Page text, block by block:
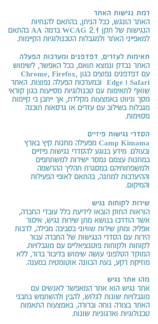
רמת נגישות האתר
האתר הונגש, ככל הניתן, בהתאם להנחיות
הנגישות של תקן WCAG 2.1 ברמה AA בהתאם
למאפייני האתר ולמגבלות הטכנולוגיות הקיימות.
תאימות לעזרים, דפדפנים ומערכות הפעלה
האתר נבדק ונמצא תואם, ככל האפשר, לשימוש
עם דפדפנים נפוצים כגון Chrome, Firefox,
Safari ו Edge ובמערכות הפעלה נפוצות. האתר
שואף לתאימות עם טכנולוגיות מסייעות כגון קוראי
מסך וניווט באמצעות מקלדת, אך ייתכן כי קיימות
מגבלות בשילוב עם עזרים או גרסאות תוכנה
מסוימות.
הסדרי נגישות פיזיים
Camp Kimama מפעילה מחנות קיץ בארץ
ובעולם. מידע בנוגע להסדרי נגישות פיזיים
במחנות עצמם נמסר ישירות למשתתפים
ולמשפחותיהם במסגרת תהליך ההרשמה
וההיערכות למחנה, בהתאם לאופי הפעילות
והמיקום.
שירות לקוחות נגיש
הוראות החוק הובאו לידיעת כלל עובדי החברה,
אשר הודרכו בנושא מתן שירות נגיש, איסור
אפליה ומתן שירות שוויוני בסביבה מכילה, לרבות
הירות עם הסדרי הנגישות של החברה עבור
לקוחות ולקוחות פוטנציאליים עם מוגבלויות.
המוקד הטלפוני עושה שימוש בדיבור ברור, ללא
מוזיקת רקע, בעת הכוונה אוטומטית במענה.
מהו אתר נגיש
אתר נגיש הוא אתר המאפשר לאנשים עם
מוגבלויות שונות לגלוש, להבין ולהשתמש בתכני
האתר בצורה נוחה וברורה, באמצעות התאמות
טכנולוגיות וארגוניות שונות.